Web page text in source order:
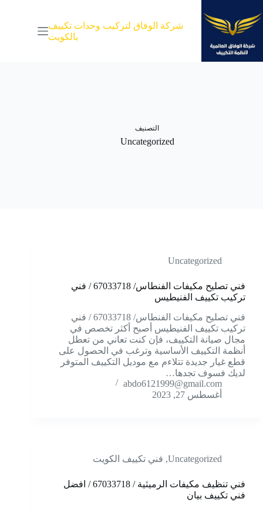
إلى
المحتوى
شركة الوفاق لتركيب وحدات تكييف
بالكويت
التصنيف
Uncategorized
Uncategorized
فني تصليح مكيفات الفنطاس/ 67033718 / فني
تركيب تكييف الفنيطيس
فني تصليح مكيفات الفنطاس/ 67033718 / فني
تركيب تكييف الفنيطيس أصبح أكثر تخصص في
مجال صيانة التكييف، فإن كنت تعاني من تعطل
أنظمة التكييف الأساسية وترغب في الحصول على
قطع غيار جديدة تتلاءم مع موديل التكييف المتوفر
لديك فسوف تجدها…
abdo6121999@gmail.com
أغسطس 27, 2023
Uncategorized
, فني تكييف الكويت
فني تنظيف مكيفات الرميثية / 67033718 / افضل
فني تكييف بيان